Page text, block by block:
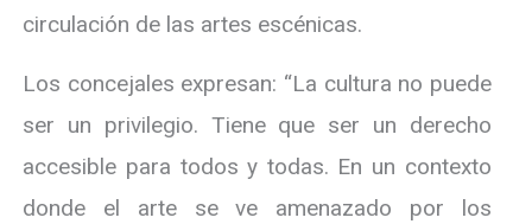
circulación de las artes escénicas.
Los concejales expresan: “La cultura no puede
ser un privilegio. Tiene que ser un derecho
accesible para todos y todas. En un contexto
donde el arte se ve amenazado por los